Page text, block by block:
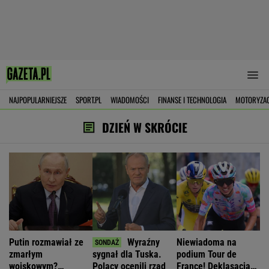
NAJPOPULARNIEJSZE SPORT.PL WIADOMOŚCI FINANSE I TECHNOLOGIA
DZIEŃ W SKRÓCIE
Putin rozmawiał ze
zmarłym
wojskowym?
Wyraźny
sygnał dla Tuska.
Polacy ocenili rząd
Niewiadoma na
podium Tour de
France! Deklasacja